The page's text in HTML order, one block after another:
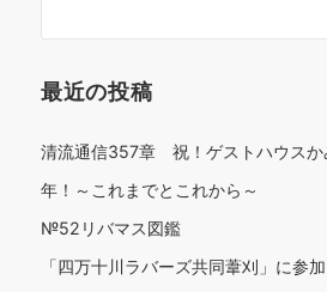
最近の投稿
清流通信357章 祝！ゲストハウスか
年！～これまでとこれから～
№52リバマス図鑑
「四万十川ラバーズ共同葦刈」に参